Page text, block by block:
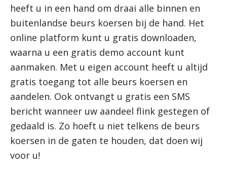
heeft u in een hand om draai alle binnen en
buitenlandse beurs koersen bij de hand. Het
online platform kunt u gratis downloaden,
waarna u een gratis demo account kunt
aanmaken. Met u eigen account heeft u altijd
gratis toegang tot alle beurs koersen en
aandelen. Ook ontvangt u gratis een SMS
bericht wanneer uw aandeel flink gestegen of
gedaald is. Zo hoeft u niet telkens de beurs
koersen in de gaten te houden, dat doen wij
voor u!